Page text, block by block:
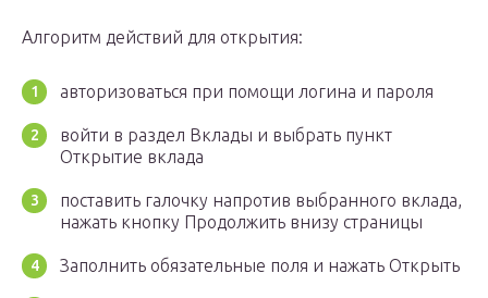
Алгоритм действий для открытия:
авторизоваться при помощи логина и пароля
войти в раздел Вклады и выбрать пункт
Открытие вклада
поставить галочку напротив выбранного вклада,
нажать кнопку Продолжить внизу страницы
Заполнить обязательные поля и нажать Открыть